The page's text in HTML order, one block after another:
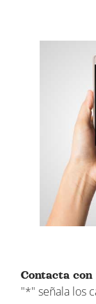
Contacta
"*" señala los